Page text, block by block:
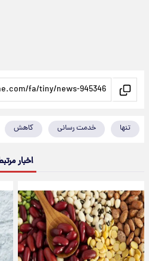
تنها خدمت رسانی کاهش
اخبار مرتبط